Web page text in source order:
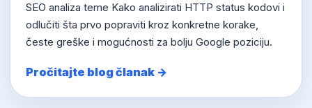
SEO analiza teme Kako analizirati HTTP status kodovi i
odlučiti šta prvo popraviti kroz konkretne korake,
česte greške i mogućnosti za bolju Google poziciju.
Pročitajte blog članak →